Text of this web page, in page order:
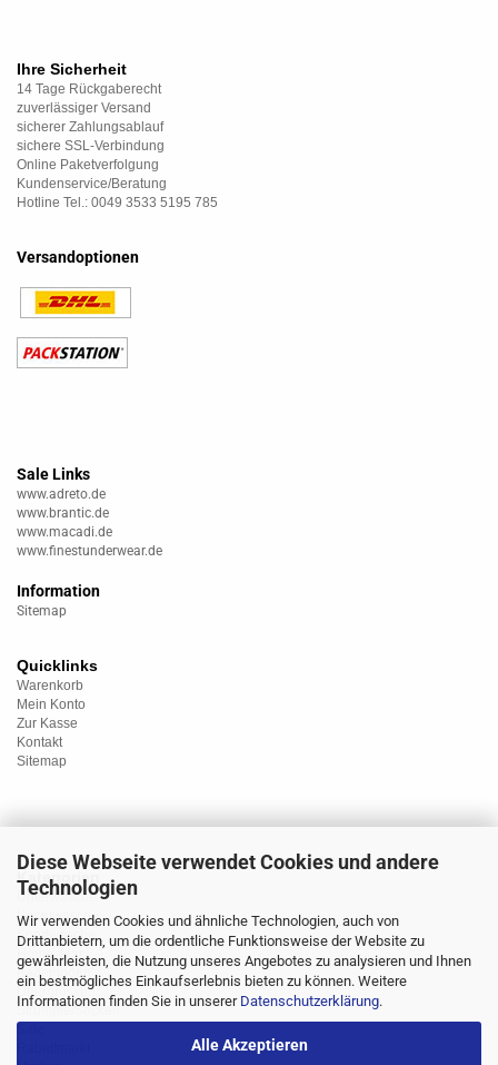
Diese Webseite verwendet Cookies und andere
Technologien
Wir verwenden Cookies und ähnliche Technologien, auch von
Drittanbietern, um die ordentliche Funktionsweise der Website zu
gewährleisten, die Nutzung unseres Angebotes zu analysieren und Ihnen
ein bestmögliches Einkaufserlebnis bieten zu können. Weitere
Informationen finden Sie in unserer Datenschutzerklärung.
Alle Akzeptieren
Ihre Sicherheit
14 Tage Rückgaberecht
zuverlässiger Versand
sicherer Zahlungsablauf
sichere SSL-Verbindung
Online Paketverfolgung
Kundenservice/Beratung
Hotline Tel.: 0049 3533 5195 785
Versandoptionen
Sale Links
www.adreto.de
www.brantic.de
www.macadi.de
www.finestunderwear.de
Information
Sitemap
Quicklinks
Warenkorb
Mein Konto
Zur Kasse
Kontakt
Sitemap
Kategorien
Unterwäsche
Nachtwäsche
Sportwäsche
Homewear
Bademoden
Übergrössen
Strümpfe/Socken